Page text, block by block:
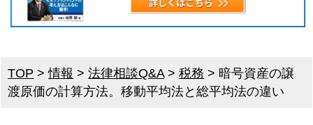
TOP >情報 >法律相談Q&A>税務 > 暗号資産の譲
渡原価の計算方法。移動平均法と総平均法の違い